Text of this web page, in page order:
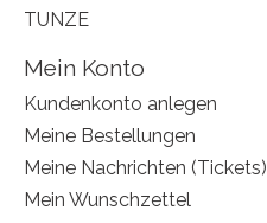
TUNZE
Mein Konto
Kundenkonto anlegen
Meine Bestellungen
Meine Nachrichten (Tickets)
Mein Wunschzettel